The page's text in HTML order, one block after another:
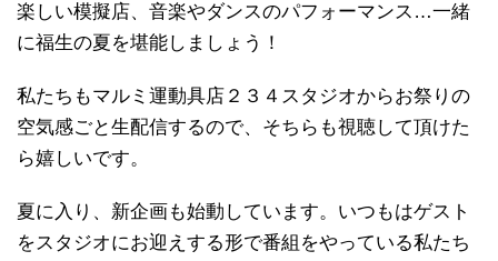
楽しい模擬店、音楽やダンスのパフォーマンス…一緒
に福生の夏を堪能しましょう！
私たちもマルミ運動具店２３４スタジオからお祭りの
空気感ごと生配信するので、そちらも視聴して頂けた
ら嬉しいです。
夏に入り、新企画も始動しています。いつもはゲスト
をスタジオにお迎えする形で番組をやっている私たち